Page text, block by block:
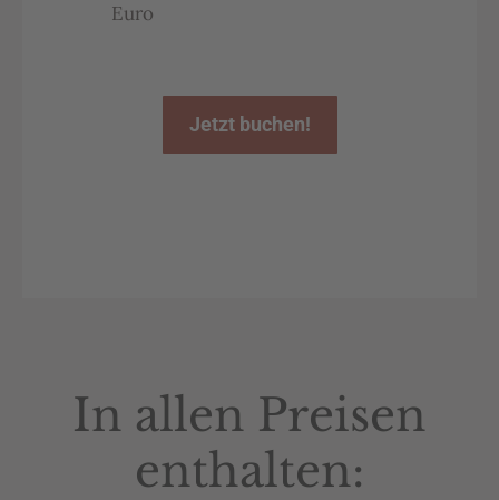
Euro
Jetzt buchen!
In allen Preisen
enthalten: